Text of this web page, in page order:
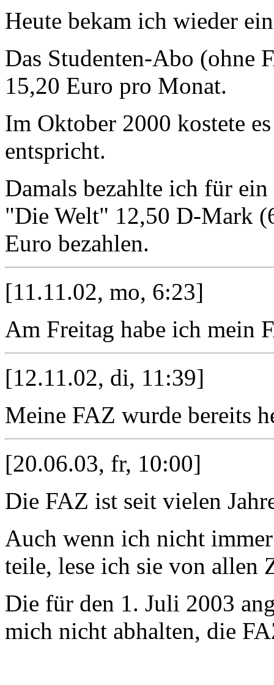
Heute bekam ich wieder
Das Studenten-Abo (ohne
15,20 Euro pro Monat.
Im Oktober 2000 kostete
entspricht.
Damals bezahlte ich für
"Die Welt" 12,50 D-Mark
Euro bezahlen.
[11.11.02, mo, 6:23]
Am Freitag habe ich mein
[12.11.02, di, 11:39]
Meine FAZ wurde bereits
[20.06.03, fr, 10:00]
Die FAZ ist seit vielen
Auch wenn ich nicht
teile, lese ich sie von allen
Die für den 1. Juli 2003
mich nicht abhalten, die